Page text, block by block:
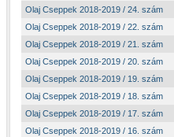
Olaj Cseppek 2018-2019 / 24. szám
Olaj Cseppek 2018-2019 / 22. szám
Olaj Cseppek 2018-2019 / 21. szám
Olaj Cseppek 2018-2019 / 20. szám
Olaj Cseppek 2018-2019 / 19. szám
Olaj Cseppek 2018-2019 / 18. szám
Olaj Cseppek 2018-2019 / 17. szám
Olaj Cseppek 2018-2019 / 16. szám